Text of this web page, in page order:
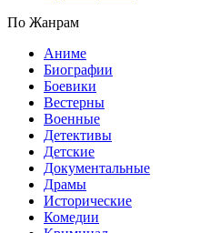
По Жанрам
Аниме
Биографии
Боевики
Вестерны
Военные
Детективы
Детские
Документальные
Драмы
Исторические
Комедии